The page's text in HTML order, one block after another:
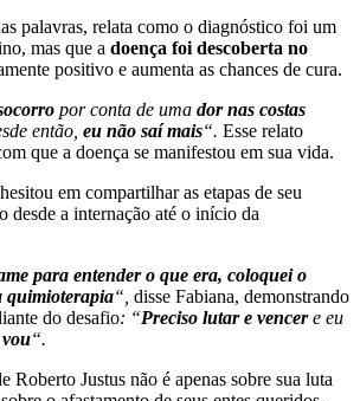
palavras, relata como o diagnóstico foi um
mas que a doença foi descoberta no
positivo e aumenta as chances de cura.
por conta de uma dor nas costas
então, eu não saí mais“. Esse relato
que a doença se manifestou em sua vida.
em compartilhar as etapas de seu
desde a internação até o início da
para entender o que era, coloquei o
quimioterapia“, disse Fabiana, demonstrando
do desafio: “Preciso lutar e vencere eu
“.
Roberto Justus não é apenas sobre sua luta